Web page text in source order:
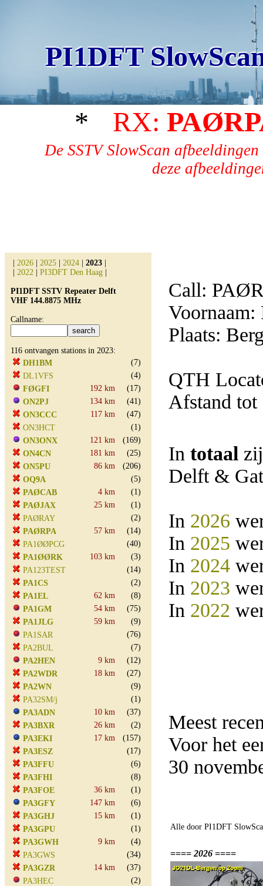
PI1DFT
* RX:
De SSTV SlowScan
deze
2026 2025 2024 2023
2022 PI3DFT Den Haag
PI1DFT SSTV Repeater Delft
VHF 144.8875 MHz
Callname:
116 ontvangen stations in 2023:
DH1BM
(7)
DL1VFS
(4)
FØGFI
192 km
(17)
ON2PJ
134 km
(41)
ON3CCC
117 km
(47)
ON3HCT
(1)
ON3ONX
121 km
(169)
ON4CN
181 km
(25)
ON5PU
86 km
(206)
OQ9A
(5)
PAØCAB
4 km
(1)
PAØJAX
25 km
(1)
PAØRAY
(2)
PAØRPA
57 km
(14)
PA1ØØPCG
(40)
PA1ØØRK
103 km
(3)
PA123TEST
(14)
PA1CS
(2)
PA1EL
62 km
(8)
PA1GM
54 km
(75)
PA1JLG
59 km
(9)
PA1SAR
(76)
PA2BUL
(7)
PA2HEN
9 km
(12)
PA2WDR
18 km
(27)
PA2WN
(9)
PA32SM/j
(1)
PA3ADN
10 km
(37)
PA3BXR
26 km
(2)
PA3EKI
17 km
(157)
PA3ESZ
(17)
PA3FFU
(6)
PA3FHI
(8)
PA3FOE
36 km
(1)
PA3GFY
147 km
(6)
PA3GHJ
15 km
(1)
PA3GPU
(1)
PA3GWH
9 km
(4)
PA3GWS
(34)
PA3GZR
14 km
(37)
PA3HEC
(2)
Call:
Voornaam:
Plaats:
QTH
Afstand tot
In totaal
Delft &
In 2026
In 2025
In 2024
In 2023
In 2022
Meest
Voor het
30
Alle door PI1DFT
==== 2026 ====